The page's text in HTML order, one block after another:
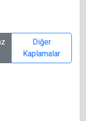
Diğer
Kaplamalar